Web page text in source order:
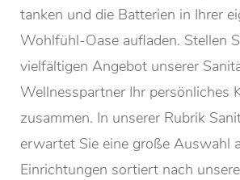
tanken und die Batterien in Ihrer
Wohlfühl-Oase aufladen. Stellen
vielfältigen Angebot unserer
Wellnesspartner Ihr persönliches
zusammen. In unserer Rubrik
erwartet Sie eine große Auswahl
Einrichtungen sortiert nach